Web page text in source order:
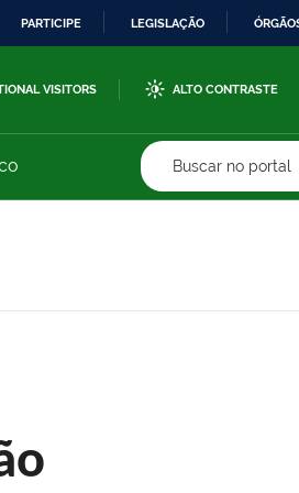
PARTICIPE LEGISLAÇÃO
VISITORS ALTO CONTRASTE
Buscar no portal